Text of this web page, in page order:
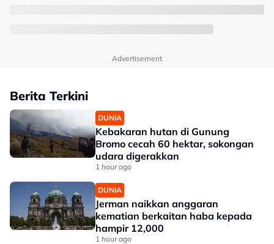
Advertisement
Berita Terkini
DUNIA
Kebakaran hutan di Gunung
Bromo cecah 60 hektar, sokongan
udara digerakkan
1 hour ago
DUNIA
Jerman naikkan anggaran
kematian berkaitan haba kepada
hampir 12,000
1 hour ago